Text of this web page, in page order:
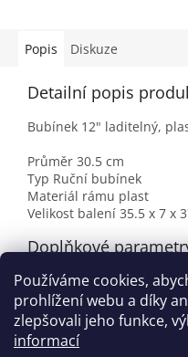
Používáme cookies,
prohlížení webu a díky
zlepšovali jeho funkce,
informací
Popis Diskuze
Detailní popis
Bubínek 12" laditelný,
Průměr 30.5 cm
Typ Ruční bubínek
Materiál rámu plast
Velikost balení 35.5 x 7 x
Doplňkové
Kategorie: Bubínky
EAN: